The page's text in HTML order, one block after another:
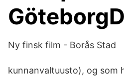
Ny finsk film - Borås Stad
kunnanvaltuusto), og som